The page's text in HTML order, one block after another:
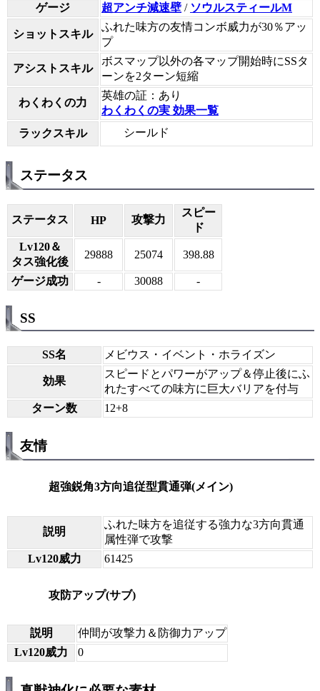
ゲージ
超アンチ減速壁 / ソウルスティールM
ショットスキル
ふれた味方の友情コンボ威力が30％アッ
プ
アシストスキル
ボスマップ以外の各マップ開始時にSSタ
ーンを2ターン短縮
わくわくの力
英雄の証：あり
わくわくの実 効果一覧
ラックスキル
シールド
ステータス
ステータス HP 攻撃力
スピー
ド
Lv120＆
タス強化後
29888 25074 398.88
ゲージ成功 - 30088 -
SS
SS名 メビウス・イベント・ホライズン
効果
スピードとパワーがアップ＆停止後にふ
れたすべての味方に巨大バリアを付与
ターン数
12+8
友情
超強鋭角3方向追従型貫通弾(メイン)
説明
ふれた味方を追従する強力な3方向貫通
属性弾で攻撃
Lv120威力
61425
攻防アップ(サブ)
説明
仲間が攻撃力＆防御力アップ
Lv120威力
0